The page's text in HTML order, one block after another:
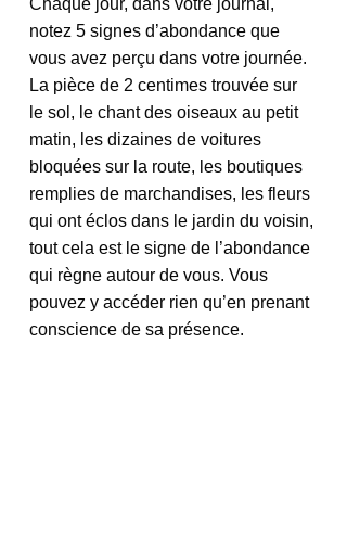
notez 5 signes d’abondance que
vous avez perçu dans votre journée.
La pièce de 2 centimes trouvée sur
le sol, le chant des oiseaux au petit
matin, les dizaines de voitures
bloquées sur la route, les boutiques
remplies de marchandises, les fleurs
qui ont éclos dans le jardin du voisin,
tout cela est le signe de l’abondance
qui règne autour de vous. Vous
pouvez y accéder rien qu’en prenant
conscience de sa présence.